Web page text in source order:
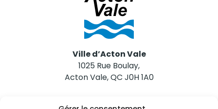
Ville d’Acton Vale
1025 Rue Boulay,
Acton Vale, QC J0H 1A0
Nous joindre